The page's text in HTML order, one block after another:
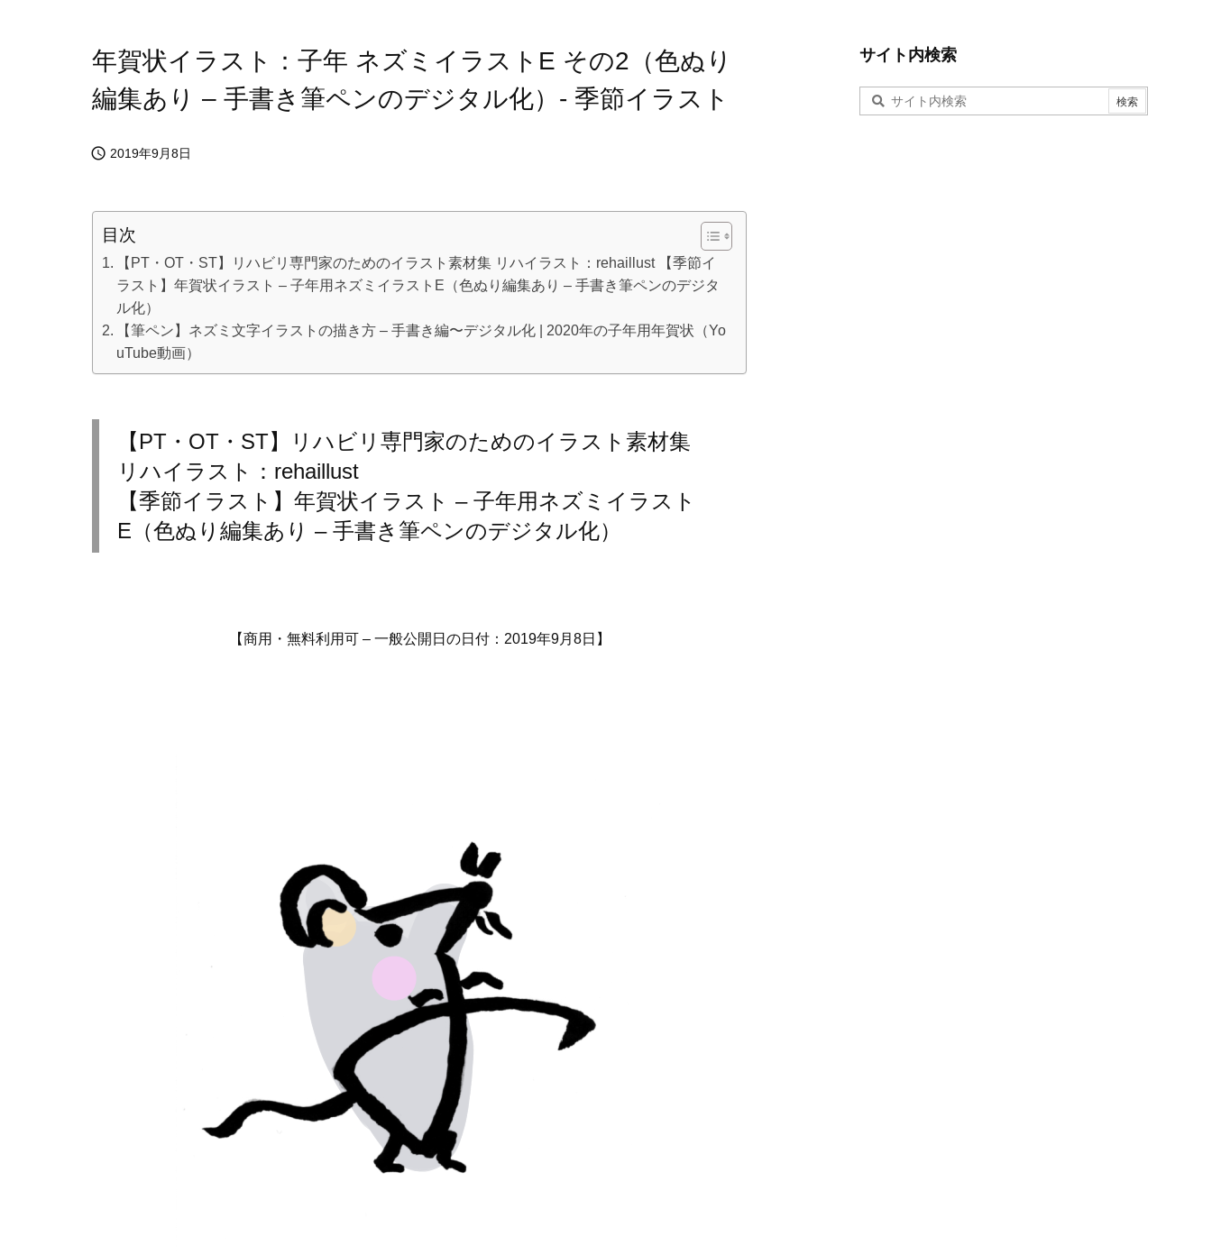
年賀状イラスト：子年 ネズミイラストE その2（色ぬり
編集あり – 手書き筆ペンのデジタル化）- 季節イラスト
 2019年9月8日
目次
【PT・OT・ST】リハビリ専門家のためのイラスト素材集 リハイラスト：rehaillust 【季節イ
ラスト】年賀状イラスト – 子年用ネズミイラストE（色ぬり編集あり – 手書き筆ペンのデジタ
ル化）
【筆ペン】ネズミ文字イラストの描き方 – 手書き編〜デジタル化 | 2020年の子年用年賀状（Yo
uTube動画）
【PT・OT・ST】リハビリ専門家のためのイラスト素材集
リハイラスト：rehaillust
【季節イラスト】年賀状イラスト – 子年用ネズミイラスト
E（色ぬり編集あり – 手書き筆ペンのデジタル化）
【商用・無料利用可 – 一般公開日の日付：2019年9月8日】
サイト内検索